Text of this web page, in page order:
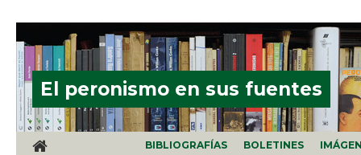
El peronismo en sus fuentes
BIBLIOGRAFÍAS BOLETINES